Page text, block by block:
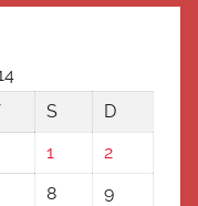
S
D
1
2
8
9